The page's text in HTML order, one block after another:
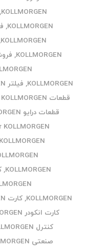
KOLLMORGEN
KOLLMORGEN
,
KOLLMORGEN
,
KOLLMORGEN
,
KOLLMORGEN
, فیلتر KOLLMORGEN
قطعات servo motor KOLLMORGEN
قطعات درایو KOLLMORGEN
KOLLMORGEN
,
KOLLMORGEN
,کارت KOLLMORGEN
کارت انکودر KOLLMORGEN
کنترل KOLLMORGEN
صنعتی KOLLMORGEN